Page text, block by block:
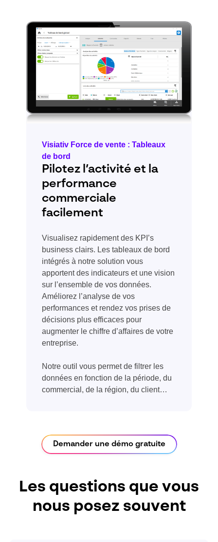
Visiativ Force de vente : Tableaux
de bord
Pilotez l’activité et la
performance
commerciale
facilement
Visualisez rapidement des KPI’s
business clairs. Les tableaux de bord
intégrés à notre solution vous
apportent des indicateurs et une vision
sur l’ensemble de vos données.
Améliorez l’analyse de vos
performances et rendez vos prises de
décisions plus efficaces pour
augmenter le chiffre d’affaires de votre
entreprise.
Notre outil vous permet de filtrer les
données en fonction de la période, du
commercial, de la région, du client…
Demander une démo gratuite
Les questions que vous
nous posez souvent